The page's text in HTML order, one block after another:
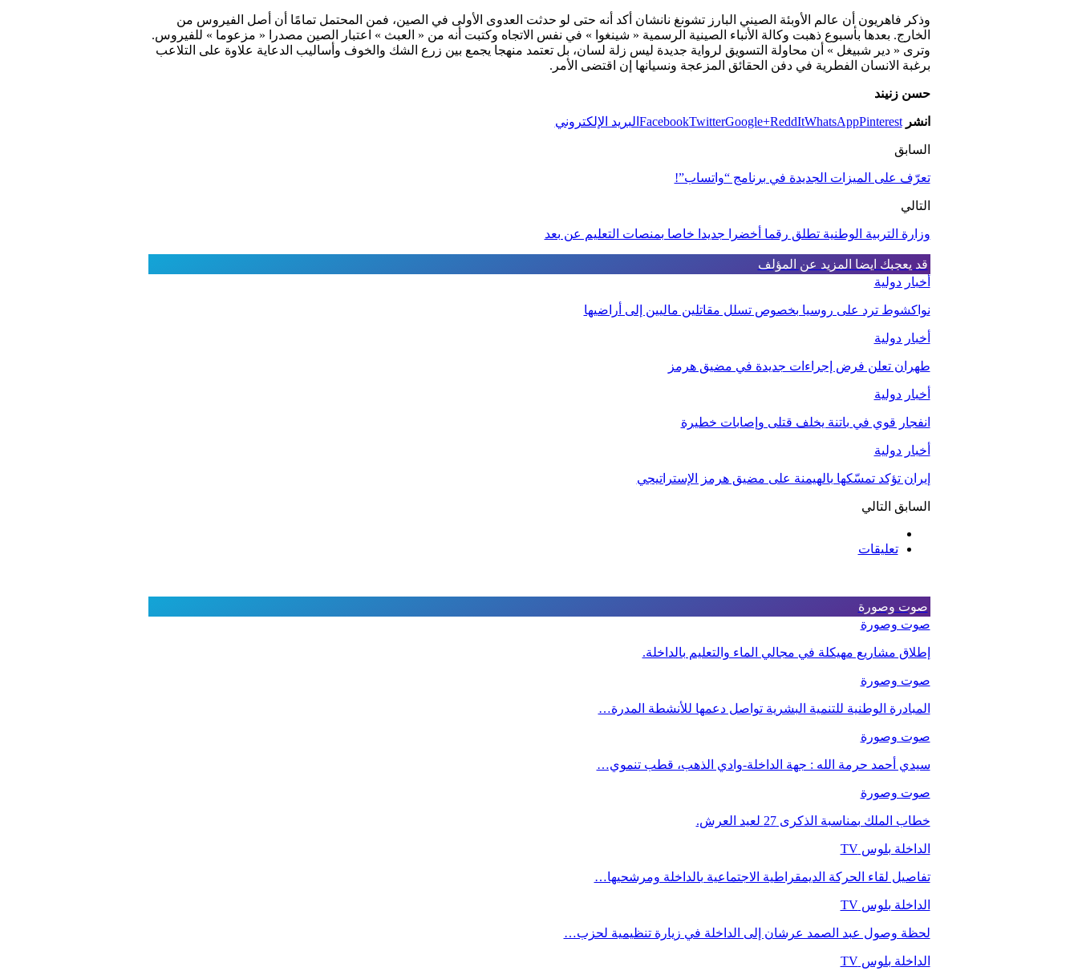
وذكر فاهريون أن عالم الأوبئة الصيني البارز تشونغ نانشان أكد أنه حتى لو حدثت العدوى الأولى في الصين، فمن المحتمل تمامًا أن أصل الفيروس من
الخارج. بعدها بأسبوع ذهبت وكالة الأنباء الصينية الرسمية « شينغوا » في نفس الاتجاه وكتبت أنه من « العبث » اعتبار الصين مصدرا « مزعوما » للفيروس.
وترى « دير شبيغل » أن محاولة التسويق لرواية جديدة ليس زلة لسان، بل تعتمد منهجا يجمع بين زرع الشك والخوف وأساليب الدعاية علاوة على التلاعب
برغبة الانسان الفطرية في دفن الحقائق المزعجة ونسيانها إن اقتضى الأمر.
حسن زنيند
انشر FacebookTwitterGoogle+ReddItWhatsAppPinterest البريد الإلكتروني
السابق
تعرّف على الميزات الجديدة في برنامج “واتساب”!
التالي
وزارة التربية الوطنية تطلق رقما أخضرا جديدا خاصا بمنصات التعليم عن بعد
قد يعجبك ايضا المزيد عن المؤلف
أخبار دولية
نواكشوط ترد على روسيا بخصوص تسلل مقاتلين ماليين إلى أراضيها
أخبار دولية
طهران تعلن فرض إجراءات جديدة في مضيق هرمز
أخبار دولية
انفجار قوي في باتنة يخلف قتلى وإصابات خطيرة
أخبار دولية
إيران تؤكد تمسّكها بالهيمنة على مضيق هرمز الإستراتيجي
السابق التالي
تعليقات
صوت وصورة
صوت وصورة
إطلاق مشاريع مهيكلة في مجالي الماء والتعليم بالداخلة.
صوت وصورة
المبادرة الوطنية للتنمية البشرية تواصل دعمها للأنشطة المدرة…
صوت وصورة
سيدي أحمد حرمة الله : جهة الداخلة-وادي الذهب، قطب تنموي…
صوت وصورة
خطاب الملك بمناسبة الذكرى 27 لعيد العرش.
الداخلة بلوس TV
تفاصيل لقاء الحركة الديمقراطية الاجتماعية بالداخلة ومرشحيها…
الداخلة بلوس TV
لحظة وصول عبد الصمد عرشان إلى الداخلة في زيارة تنظيمية لحزب…
الداخلة بلوس TV